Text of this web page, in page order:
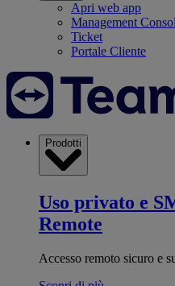
Apri web app
Management
Ticket
Portale Cliente
Prodotti
Uso privato e
Remote
Accesso remoto sicuro e